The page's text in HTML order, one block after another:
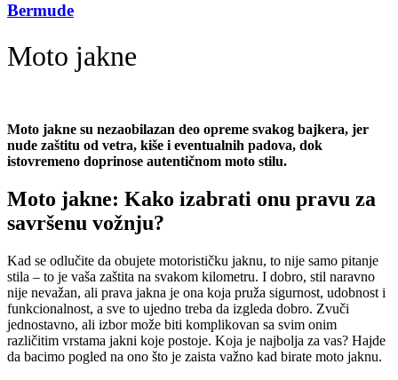
Bermude
Moto jakne
Moto jakne su nezaobilazan deo opreme svakog bajkera, jer
nude zaštitu od vetra, kiše i eventualnih padova, dok
istovremeno doprinose autentičnom moto stilu.
Moto jakne: Kako izabrati onu pravu za
savršenu vožnju?
Kad se odlučite da obujete motorističku jaknu, to nije samo pitanje
stila – to je vaša zaštita na svakom kilometru. I dobro, stil naravno
nije nevažan, ali prava jakna je ona koja pruža sigurnost, udobnost i
funkcionalnost, a sve to ujedno treba da izgleda dobro. Zvuči
jednostavno, ali izbor može biti komplikovan sa svim onim
različitim vrstama jakni koje postoje. Koja je najbolja za vas? Hajde
da bacimo pogled na ono što je zaista važno kad birate moto jaknu.